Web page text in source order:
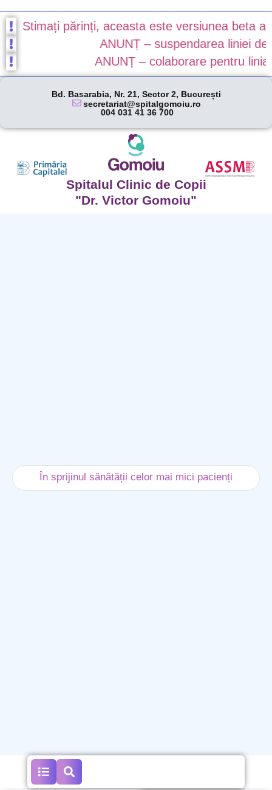
Stimați părinți, aceasta este versiunea beta a
ANUNȚ – suspendarea liniei de
ANUNȚ – colaborare pentru linia
Bd. Basarabia, Nr. 21, Sector 2, București
secretariat@spitalgomoiu.ro
004 031 41 36 700
Spitalul Clinic de Copii
"Dr. Victor Gomoiu"
În sprijinul sănătății celor mai mici pacienți